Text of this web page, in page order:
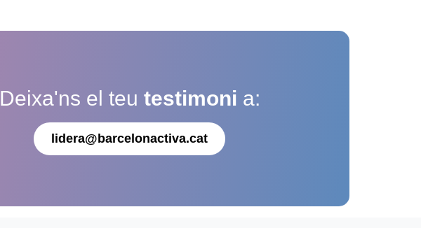
Deixa'ns el teu testimoni a:
lidera@barcelonactiva.cat